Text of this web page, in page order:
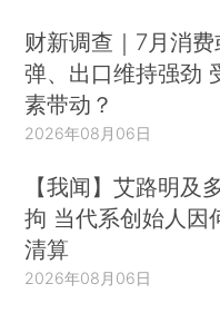
财新调查｜7月消费
弹、出口维持强劲
素带动？
2026年08月06日
【我闻】艾路明及
拘 当代系创始人因
清算
2026年08月06日